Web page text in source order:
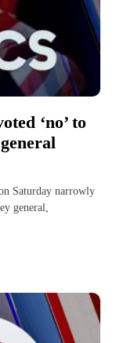
‘no’ to
Saturday narrowly
general,